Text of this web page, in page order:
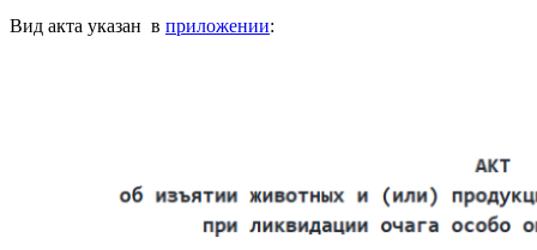
Вид акта указан в приложении: